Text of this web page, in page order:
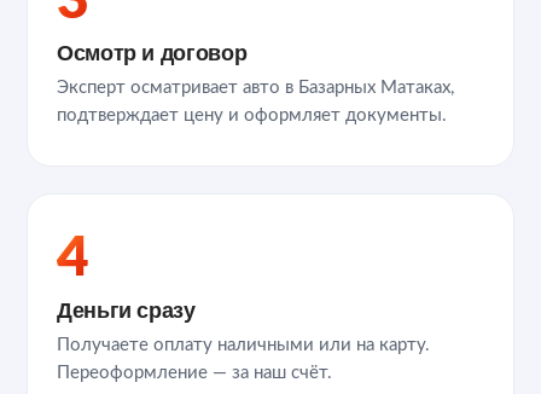
Осмотр и договор
Эксперт осматривает авто в Базарных Матаках,
подтверждает цену и оформляет документы.
4
Деньги сразу
Получаете оплату наличными или на карту.
Переоформление — за наш счёт.